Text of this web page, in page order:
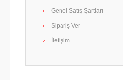
Genel Satış Şartları
Sipariş Ver
İletişim